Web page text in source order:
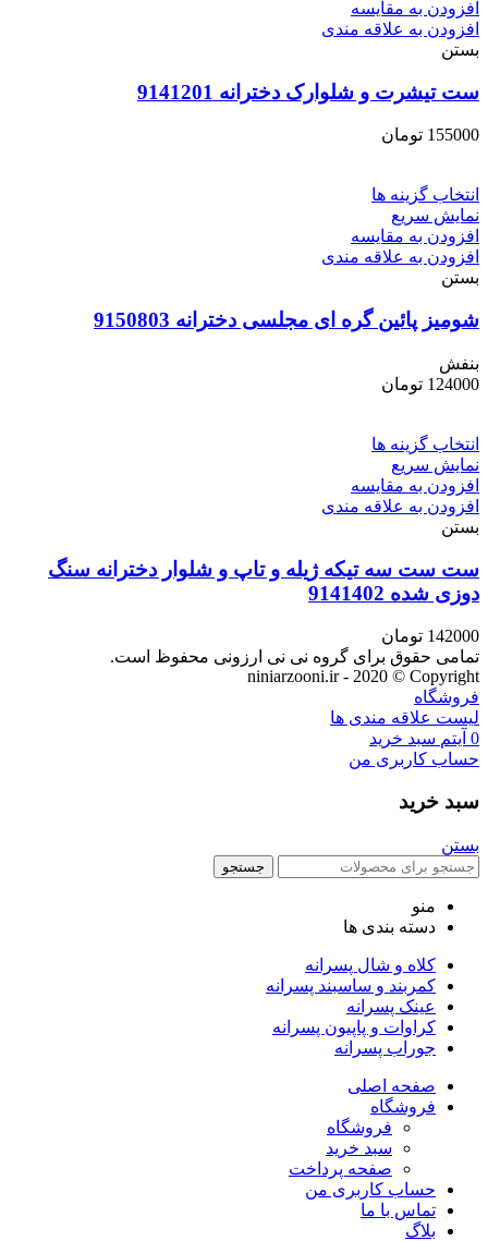
افزودن به مقایسه
افزودن به علاقه مندی
بستن
ست تیشرت و شلوارک دخترانه 9141201
155000 تومان
انتخاب گزینه ها
نمایش سریع
افزودن به مقایسه
افزودن به علاقه مندی
بستن
شومیز پائین گره ای مجلسی دخترانه 9150803
بنفش
124000 تومان
انتخاب گزینه ها
نمایش سریع
افزودن به مقایسه
افزودن به علاقه مندی
بستن
ست ست سه تیکه ژیله و تاپ و شلوار دخترانه سنگ
دوزی شده 9141402
142000 تومان
تمامی حقوق برای گروه نی نی ارزونی محفوظ است.
niniarzooni.ir - 2020 © Copyright
فروشگاه
لیست علاقه مندی ها
0 آیتم سبد خرید
حساب کاربری من
سبد خرید
بستن
جستجو
منو
دسته بندی ها
کلاه و شال پسرانه
کمربند و ساسبند پسرانه
عینک پسرانه
کراوات و پاپیون پسرانه
جوراب پسرانه
صفحه اصلی
فروشگاه
فروشگاه
سبد خرید
صفحه پرداخت
حساب کاربری من
تماس با ما
بلاگ